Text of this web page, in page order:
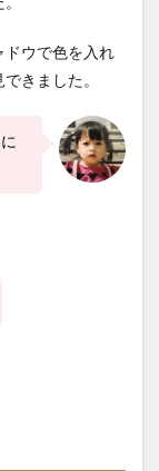
ドウで色を入れ
きました。